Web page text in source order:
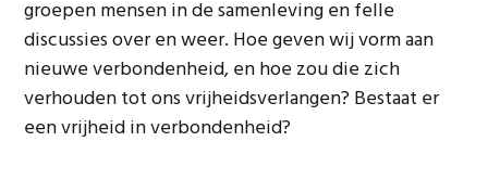
groepen mensen in de samenleving en felle
discussies over en weer. Hoe geven wij vorm aan
nieuwe verbondenheid, en hoe zou die zich
verhouden tot ons vrijheidsverlangen? Bestaat er
een vrijheid in verbondenheid?